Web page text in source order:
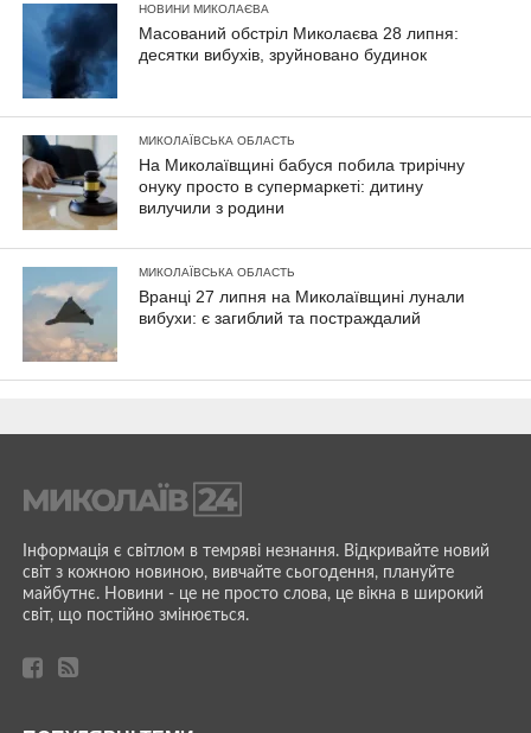
НОВИНИ МИКОЛАЄВА
Масований обстріл Миколаєва 28 липня:
десятки вибухів, зруйновано будинок
МИКОЛАЇВСЬКА ОБЛАСТЬ
На Миколаївщині бабуся побила трирічну
онуку просто в супермаркеті: дитину
вилучили з родини
МИКОЛАЇВСЬКА ОБЛАСТЬ
Вранці 27 липня на Миколаївщині лунали
вибухи: є загиблий та постраждалий
Інформація є світлом в темряві незнання. Відкривайте новий
світ з кожною новиною, вивчайте сьогодення, плануйте
майбутнє. Новини - це не просто слова, це вікна в широкий
світ, що постійно змінюється.